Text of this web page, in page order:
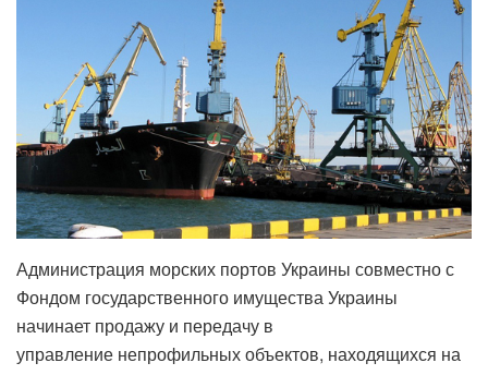
Администрация морских портов Украины совместно с
Фондом государственного имущества Украины
начинает продажу и передачу в
управление непрофильных объектов, находящихся на